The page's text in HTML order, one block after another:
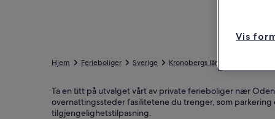
Hjem Ferieboliger Sverige Kronobergs län
Ta en titt på utvalget vårt av private ferieboliger nær
overnattingssteder fasilitetene du trenger, som
tilgjengelighetstilpasning.
Vis